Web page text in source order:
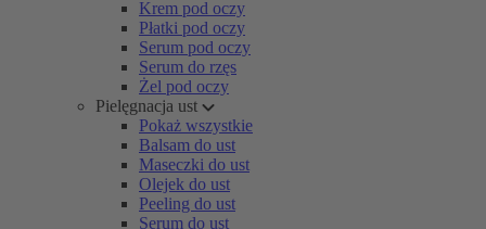
Krem pod oczy
Płatki pod oczy
Serum pod oczy
Serum do rzęs
Żel pod oczy
Pielęgnacja ust
Pokaż wszystkie
Balsam do ust
Maseczki do ust
Olejek do ust
Peeling do ust
Serum do ust